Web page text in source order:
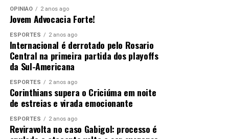
1º SGT PM Clodoaldo Arana De Araújo
1º SGT PM Lauro Cesar Nunes De Souza
1º SGT PM Marcos Antônio Pereira Da Silva
1º SGT PM Nivaldo Savala Da Silva
1º SGT PM Paulo Sérgio Da Silva Jaques
1º SGT PM Robson De Deus Bento
OPINIÃO 2 anos ago
Jovem Advocacia Forte!
ESPORTES 2 anos ago
Internacional é derrotado pelo Rosario
Central na primeira partida dos playoffs
da Sul-Americana
ESPORTES 2 anos ago
Corinthians supera o Criciúma em noite
de estreias e virada emocionante
ESPORTES 2 anos ago
Reviravolta no caso Gabigol: processo é